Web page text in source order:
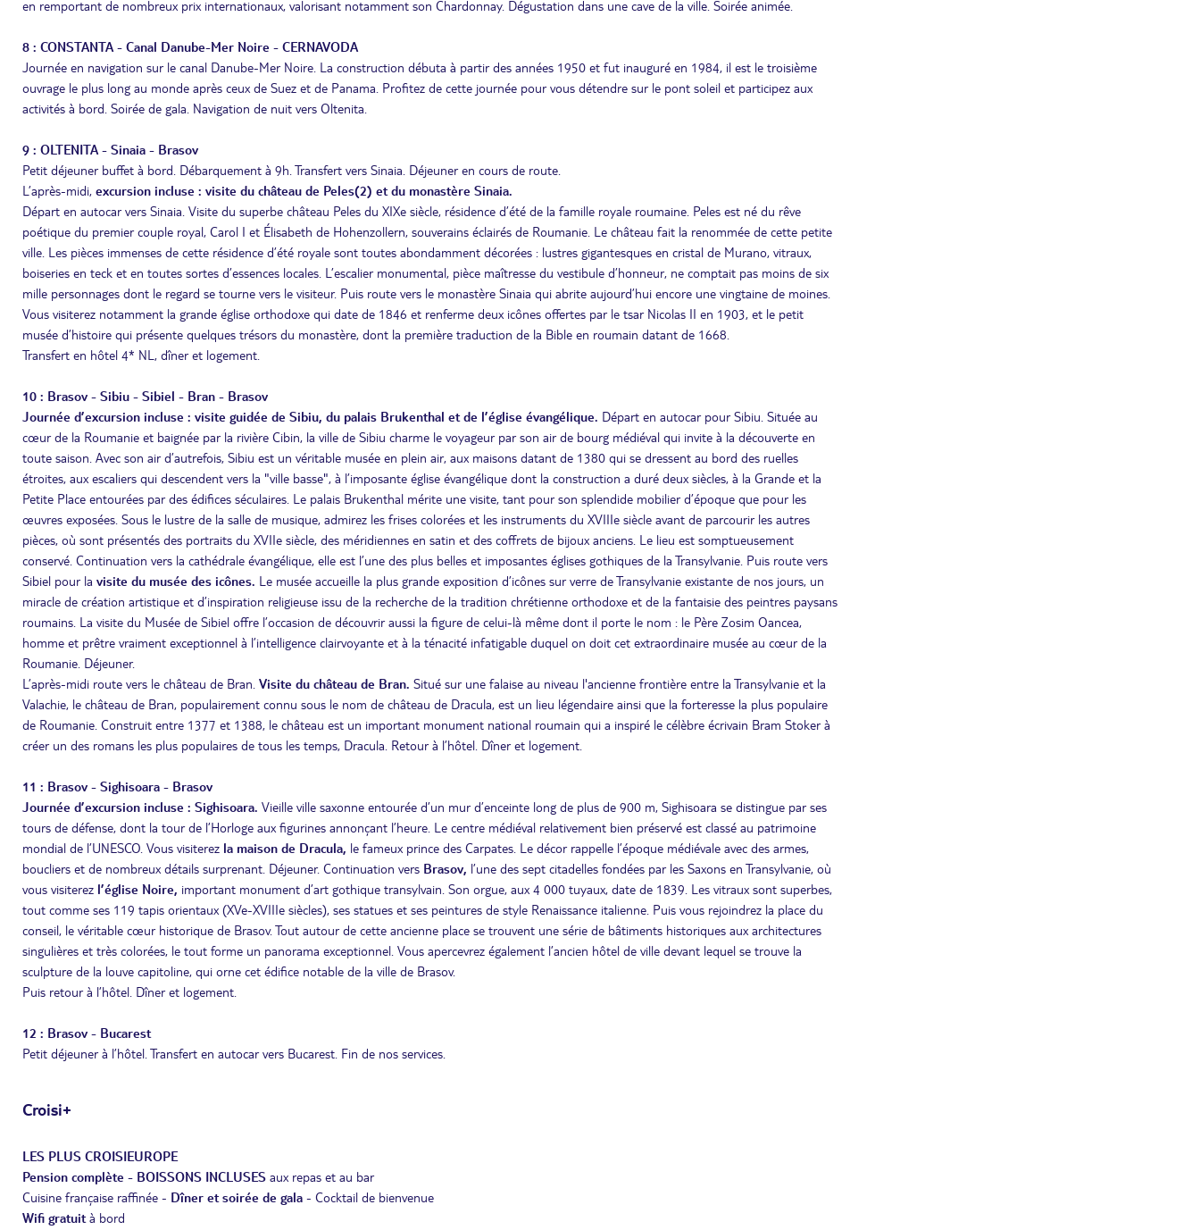
en remportant de nombreux prix internationaux, valorisant notamment son Chardonnay. Dégustation dans une cave de la ville. Soirée animée.
8 : CONSTANTA - Canal Danube-Mer Noire - CERNAVODA
Journée en navigation sur le canal Danube-Mer Noire. La construction débuta à partir des années 1950 et fut inauguré en 1984, il est le troisième
ouvrage le plus long au monde après ceux de Suez et de Panama. Profitez de cette journée pour vous détendre sur le pont soleil et participez aux
activités à bord. Soirée de gala. Navigation de nuit vers Oltenita.
9 : OLTENITA - Sinaia - Brasov
Petit déjeuner buffet à bord. Débarquement à 9h. Transfert vers Sinaia. Déjeuner en cours de route.
L’après-midi, excursion incluse : visite du château de Peles(2) et du monastère Sinaia.
Départ en autocar vers Sinaia. Visite du superbe château Peles du XIXe siècle, résidence d’été de la famille royale roumaine. Peles est né du rêve
poétique du premier couple royal, Carol I et Élisabeth de Hohenzollern, souverains éclairés de Roumanie. Le château fait la renommée de cette petite
ville. Les pièces immenses de cette résidence d’été royale sont toutes abondamment décorées : lustres gigantesques en cristal de Murano, vitraux,
boiseries en teck et en toutes sortes d’essences locales. L’escalier monumental, pièce maîtresse du vestibule d’honneur, ne comptait pas moins de six
mille personnages dont le regard se tourne vers le visiteur. Puis route vers le monastère Sinaia qui abrite aujourd’hui encore une vingtaine de moines.
Vous visiterez notamment la grande église orthodoxe qui date de 1846 et renferme deux icônes offertes par le tsar Nicolas II en 1903, et le petit
musée d’histoire qui présente quelques trésors du monastère, dont la première traduction de la Bible en roumain datant de 1668.
Transfert en hôtel 4* NL, dîner et logement.
10 : Brasov - Sibiu - Sibiel - Bran - Brasov
Journée d’excursion incluse : visite guidée de Sibiu, du palais Brukenthal et de l’église évangélique. Départ en autocar pour Sibiu. Située au
cœur de la Roumanie et baignée par la rivière Cibin, la ville de Sibiu charme le voyageur par son air de bourg médiéval qui invite à la découverte en
toute saison. Avec son air d’autrefois, Sibiu est un véritable musée en plein air, aux maisons datant de 1380 qui se dressent au bord des ruelles
étroites, aux escaliers qui descendent vers la "ville basse", à l’imposante église évangélique dont la construction a duré deux siècles, à la Grande et la
Petite Place entourées par des édifices séculaires. Le palais Brukenthal mérite une visite, tant pour son splendide mobilier d’époque que pour les
œuvres exposées. Sous le lustre de la salle de musique, admirez les frises colorées et les instruments du XVIIIe siècle avant de parcourir les autres
pièces, où sont présentés des portraits du XVIIe siècle, des méridiennes en satin et des coffrets de bijoux anciens. Le lieu est somptueusement
conservé. Continuation vers la cathédrale évangélique, elle est l’une des plus belles et imposantes églises gothiques de la Transylvanie. Puis route vers
Sibiel pour la visite du musée des icônes. Le musée accueille la plus grande exposition d’icônes sur verre de Transylvanie existante de nos jours, un
miracle de création artistique et d’inspiration religieuse issu de la recherche de la tradition chrétienne orthodoxe et de la fantaisie des peintres paysans
roumains. La visite du Musée de Sibiel offre l’occasion de découvrir aussi la figure de celui-là même dont il porte le nom : le Père Zosim Oancea,
homme et prêtre vraiment exceptionnel à l’intelligence clairvoyante et à la ténacité infatigable duquel on doit cet extraordinaire musée au cœur de la
Roumanie. Déjeuner.
L’après-midi route vers le château de Bran. Visite du château de Bran. Situé sur une falaise au niveau l'ancienne frontière entre la Transylvanie et la
Valachie, le château de Bran, populairement connu sous le nom de château de Dracula, est un lieu légendaire ainsi que la forteresse la plus populaire
de Roumanie. Construit entre 1377 et 1388, le château est un important monument national roumain qui a inspiré le célèbre écrivain Bram Stoker à
créer un des romans les plus populaires de tous les temps, Dracula. Retour à l’hôtel. Dîner et logement.
11 : Brasov - Sighisoara - Brasov
Journée d’excursion incluse : Sighisoara. Vieille ville saxonne entourée d’un mur d’enceinte long de plus de 900 m, Sighisoara se distingue par ses
tours de défense, dont la tour de l’Horloge aux figurines annonçant l’heure. Le centre médiéval relativement bien préservé est classé au patrimoine
mondial de l’UNESCO. Vous visiterez la maison de Dracula, le fameux prince des Carpates. Le décor rappelle l’époque médiévale avec des armes,
boucliers et de nombreux détails surprenant. Déjeuner. Continuation vers Brasov, l’une des sept citadelles fondées par les Saxons en Transylvanie, où
vous visiterez l’église Noire, important monument d’art gothique transylvain. Son orgue, aux 4 000 tuyaux, date de 1839. Les vitraux sont superbes,
tout comme ses 119 tapis orientaux (XVe-XVIIIe siècles), ses statues et ses peintures de style Renaissance italienne. Puis vous rejoindrez la place du
conseil, le véritable cœur historique de Brasov. Tout autour de cette ancienne place se trouvent une série de bâtiments historiques aux architectures
singulières et très colorées, le tout forme un panorama exceptionnel. Vous apercevrez également l’ancien hôtel de ville devant lequel se trouve la
sculpture de la louve capitoline, qui orne cet édifice notable de la ville de Brasov.
Puis retour à l’hôtel. Dîner et logement.
12 : Brasov - Bucarest
Petit déjeuner à l’hôtel. Transfert en autocar vers Bucarest. Fin de nos services.
Croisi+
LES PLUS CROISIEUROPE
Pension complète - BOISSONS INCLUSES aux repas et au bar
Cuisine française raffinée - Dîner et soirée de gala - Cocktail de bienvenue
Wifi gratuità bord